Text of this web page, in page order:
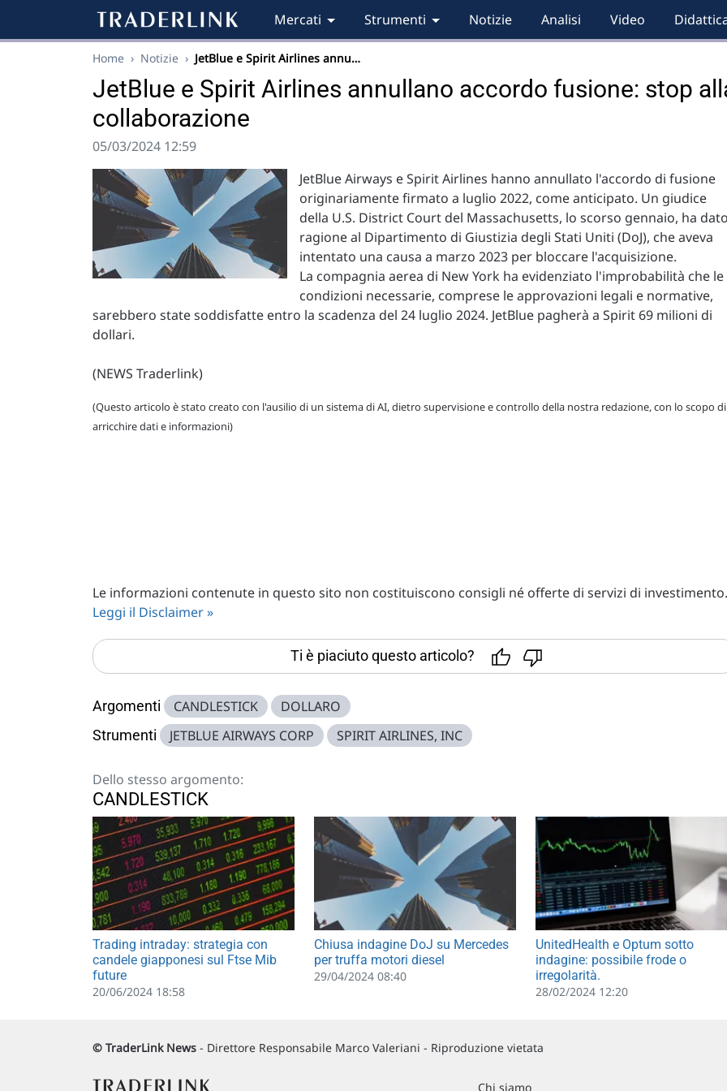
Mercati Strumenti Notizie Analisi Video
Home › Notizie › JetBlue e Spirit Airlines annu…
JetBlue e Spirit Airlines annullano accordo fusione: stop
collaborazione
05/03/2024 12:59
JetBlue Airways e Spirit Airlines hanno annullato l'accordo di fusione
originariamente firmato a luglio 2022, come anticipato. Un giudice
della U.S. District Court del Massachusetts, lo scorso gennaio, ha
ragione al Dipartimento di Giustizia degli Stati Uniti (DoJ), che aveva
intentato una causa a marzo 2023 per bloccare l'acquisizione.
La compagnia aerea di New York ha evidenziato l'improbabilità che le
condizioni necessarie, comprese le approvazioni legali e normative,
sarebbero state soddisfatte entro la scadenza del 24 luglio 2024. JetBlue pagherà a Spirit 69 milioni di
dollari.
(NEWS Traderlink)
(Questo articolo è stato creato con l'ausilio di un sistema di AI, dietro supervisione e controllo della nostra redazione, con lo scopo di
arricchire dati e informazioni)
Le informazioni contenute in questo sito non costituiscono consigli né offerte di servizi di investimento.
Leggi il Disclaimer »
Ti è piaciuto questo articolo?
Argomenti CANDLESTICK DOLLARO
Strumenti JETBLUE AIRWAYS CORP SPIRIT AIRLINES, INC
Dello stesso argomento:
CANDLESTICK
Trading intraday: strategia con
candele giapponesi sul Ftse Mib
future
20/06/2024 18:58
Chiusa indagine DoJ su Mercedes
per truffa motori diesel
29/04/2024 08:40
UnitedHealth e Optum sotto
indagine: possibile frode o
irregolarità.
28/02/2024 12:20
© TraderLink News - Direttore Responsabile Marco Valeriani - Riproduzione vietata
Chi siamo